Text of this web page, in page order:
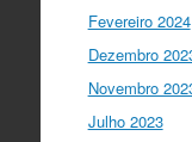
“O
Fevereiro 2024
Dezembro
Novembro
Julho 2023